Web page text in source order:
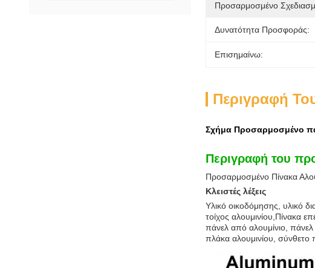
Προσαρμοσμένο
Δυνατότητα Προσφοράς:
Επισημαίνω:
Περιγραφή
Σχήμα Προσαρμοσμένο
Περιγραφή του
Προσαρμοσμένο Πίνακα
Κλειστές λέξεις
Υλικό οικοδόμησης, υλικό
τοίχος αλουμινίου,Πίνακα
πάνελ από αλουμίνιο,
πλάκα αλουμινίου, σύνθετο